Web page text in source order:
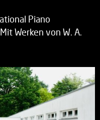
Piano
Werken von W. A.